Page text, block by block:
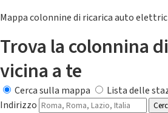
Mappa colonnine di ricarica auto
Trova la colonnina
vicina a te
Cerca sulla mappa
Lista delle
Indirizzo